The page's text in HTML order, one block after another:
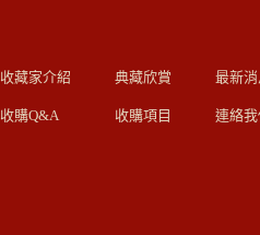
收藏家介紹
收購Q&A
典藏欣賞
收購項目
最新
連絡